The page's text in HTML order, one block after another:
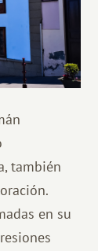
también
en su